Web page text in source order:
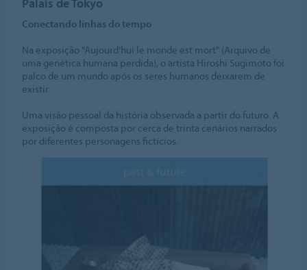
Conectando linhas do tempo
Na exposição "Aujourd'hui le monde est mort" (Arquivo de
uma genética humana perdida), o artista Hiroshi Sugimoto foi
palco de um mundo após os seres humanos deixarem de
existir.
Uma visão pessoal da história observada a partir do futuro. A
exposição é composta por cerca de trinta cenários narrados
por diferentes personagens fictícios.